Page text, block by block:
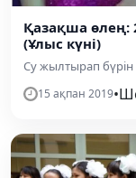
Қазақша
(Ұлыс күні)
Су жылтырап
15 ақпан 2019•